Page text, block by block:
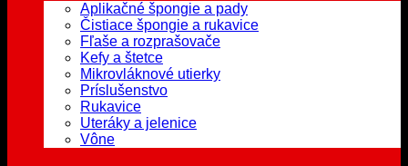
Aplikačné špongie a pady
Čistiace špongie a rukavice
Fľaše a rozprašovače
Kefy a štetce
Mikrovláknové utierky
Príslušenstvo
Rukavice
Uteráky a jelenice
Vône